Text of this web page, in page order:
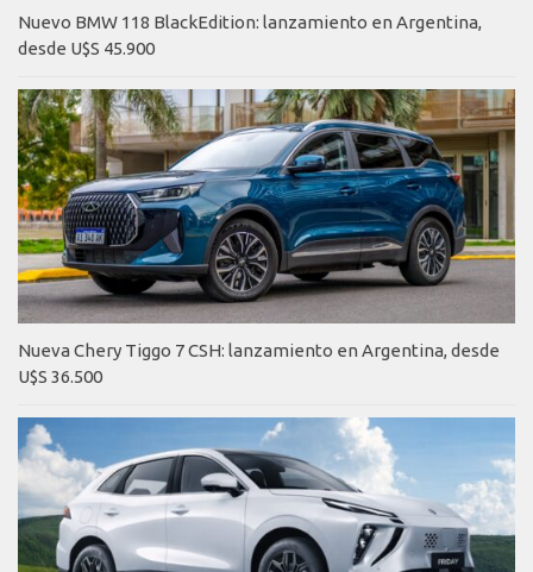
Nuevo BMW 118 BlackEdition: lanzamiento en Argentina,
desde U$S 45.900
Nueva Chery Tiggo 7 CSH: lanzamiento en Argentina, desde
U$S 36.500